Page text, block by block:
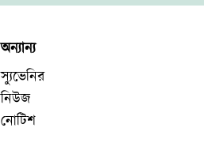
অন্যান্য
স্যুভেনির
নিউজ
নোটিশ